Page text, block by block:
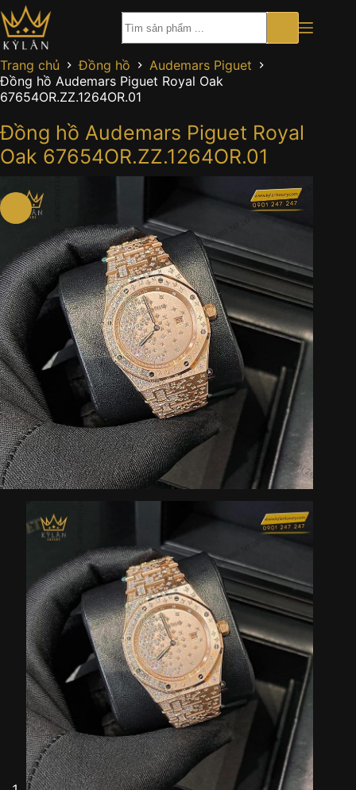
Chuyển
đến
phần
nội
dung
Trang chủ Đồng hồ
Audemars Piguet
Đồng hồ Audemars Piguet Royal Oak
67654OR.ZZ.1264OR.01
Đồng hồ Audemars Piguet Royal
Oak 67654OR.ZZ.1264OR.01